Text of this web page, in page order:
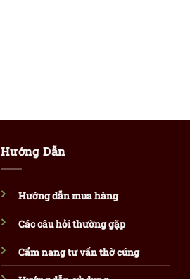
Hướng Dẫn
Hướng dẫn mua hàng
Các câu hỏi thường gặp
Cẩm nang tư vấn thờ cúng